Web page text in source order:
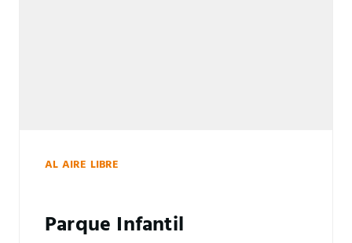
AL AIRE LIBRE
Parque Infantil